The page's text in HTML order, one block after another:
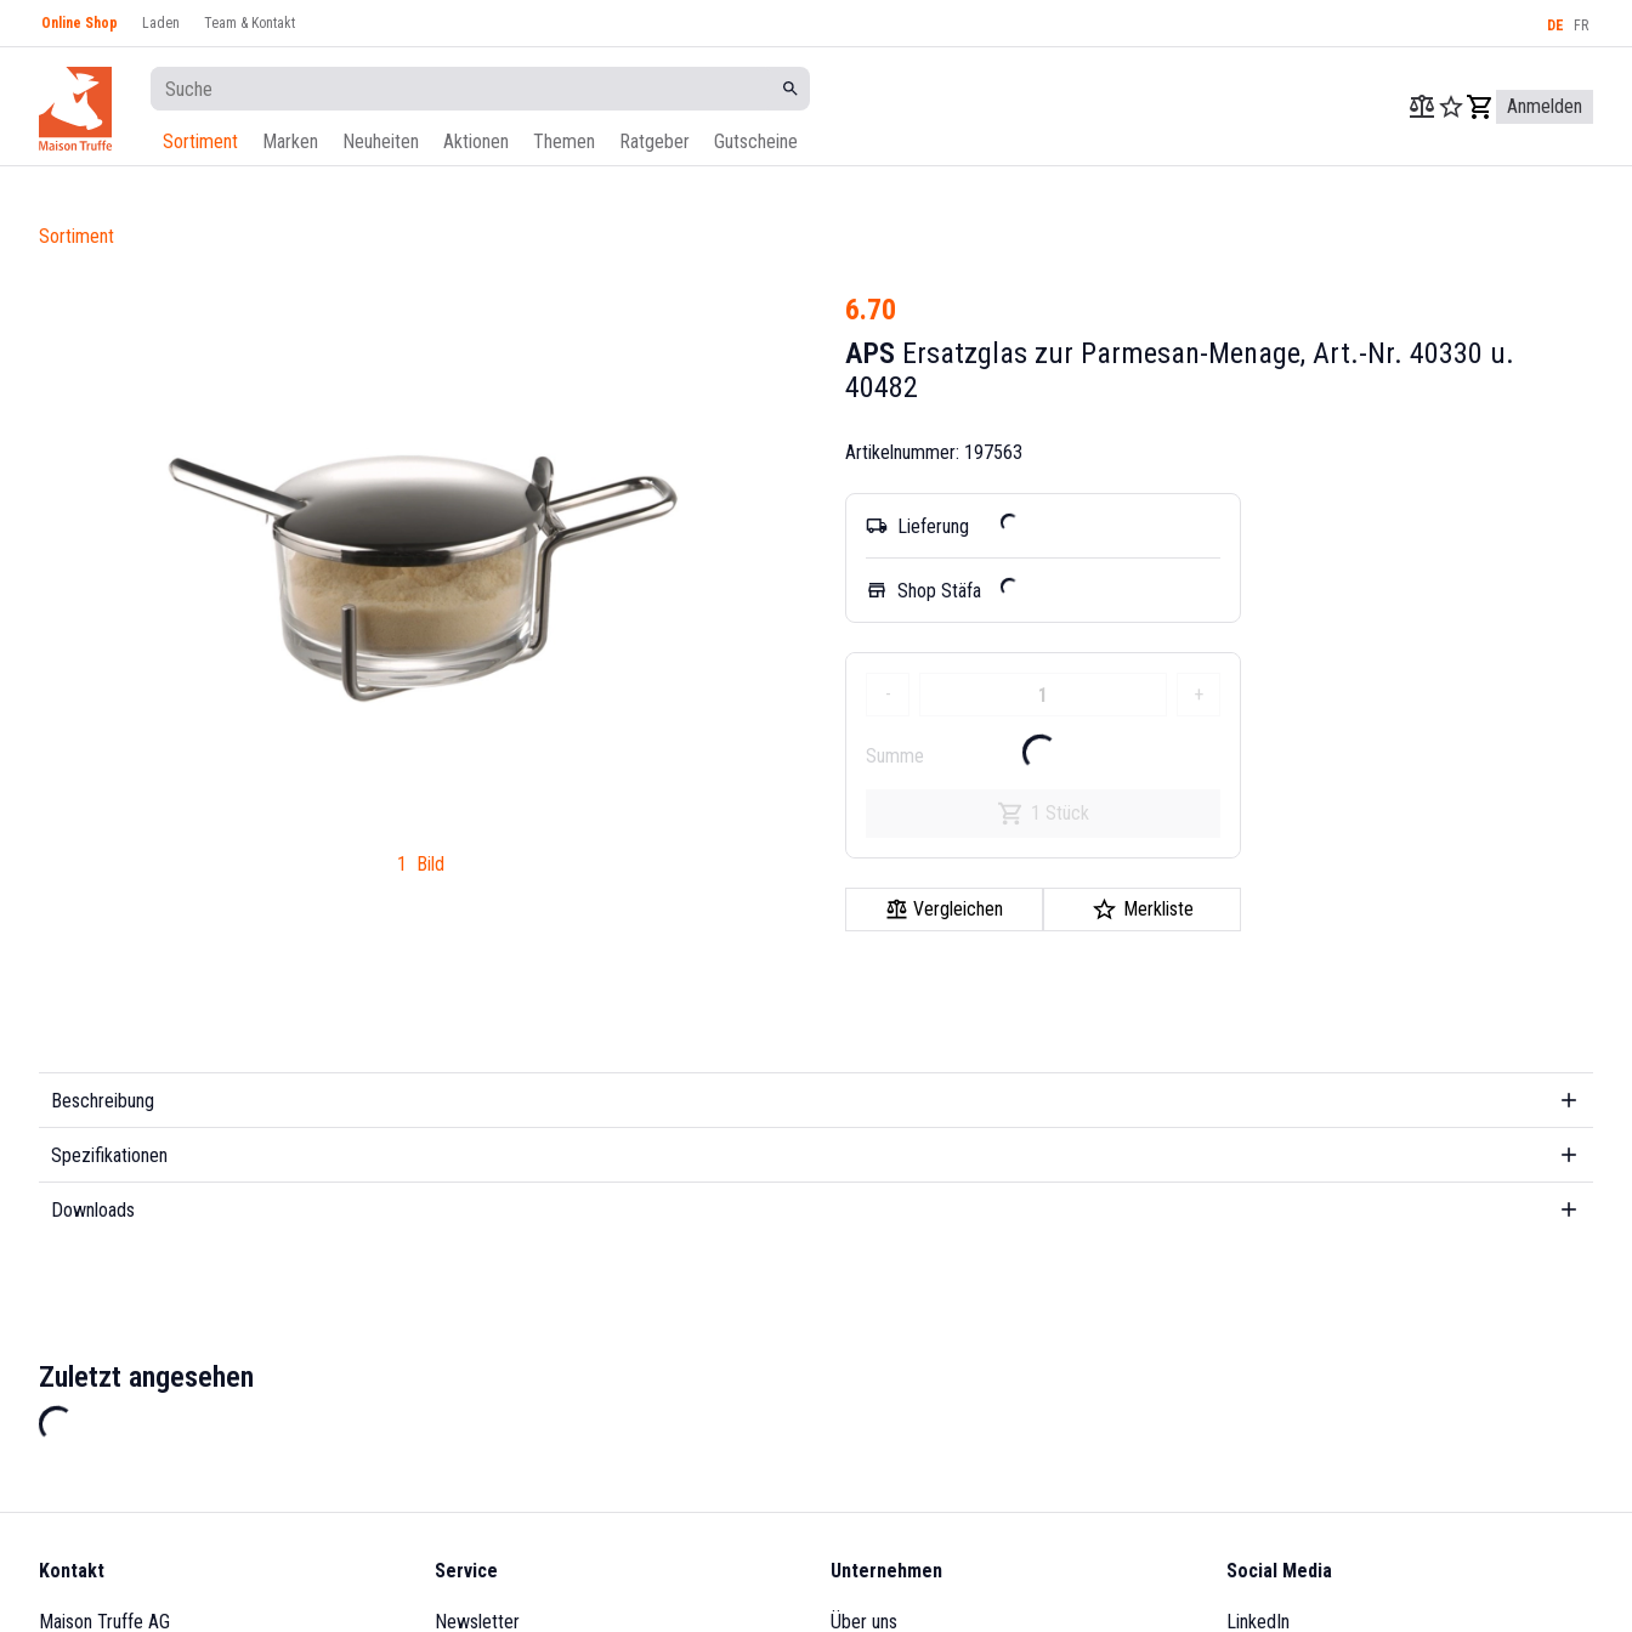
Online Shop Laden Team & Kontakt DE FR
Sortiment Marken Neuheiten Aktionen Themen Ratgeber Gutscheine
Anmelden
Sortiment
1 Bild
6.70
APS Ersatzglas zur Parmesan-Menage, Art.-Nr. 40330 u.
40482
Artikelnummer: 197563
local_shipping Lieferung
store Shop Stäfa
- +
Summe
1 Stück
Vergleichen Merkliste
Beschreibung
Spezifikationen
Downloads
Zuletzt angesehen
Kontakt
Maison Truffe AG
Service
Newsletter
Unternehmen
Über uns
Social Media
LinkedIn